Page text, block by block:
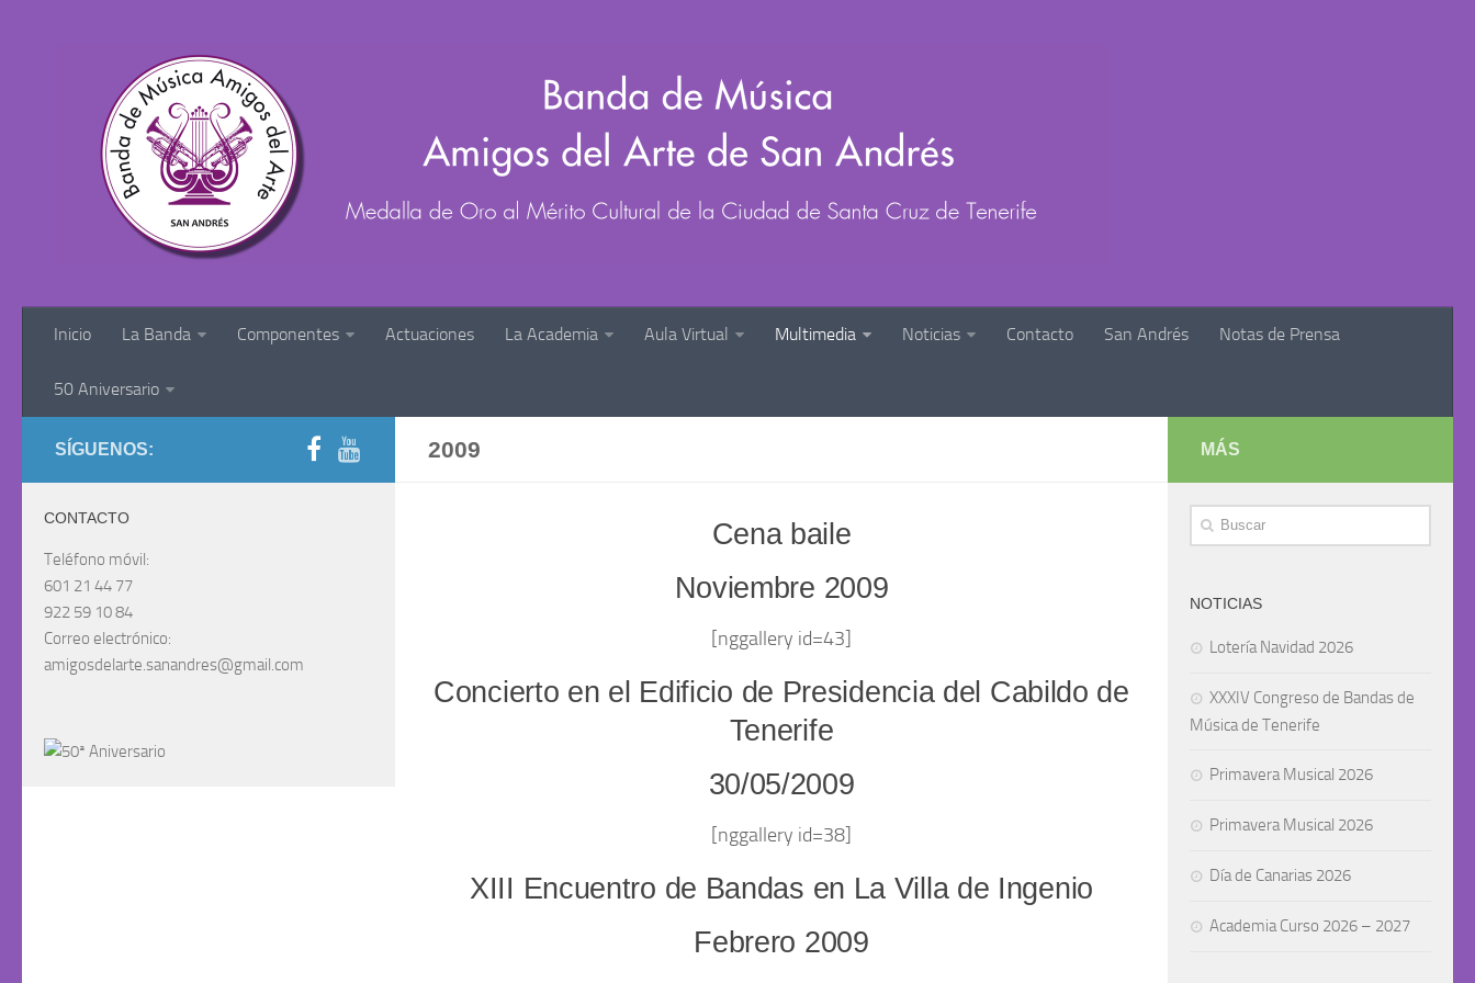
Inicio La Banda Componentes Actuaciones La Academia Aula Virtual Multimedia Noticias Contacto San Andrés Notas de Prensa
50 Aniversario
2009
Cena baile
Noviembre 2009
[nggallery id=43]
Concierto en el Edificio de Presidencia del Cabildo de
Tenerife
30/05/2009
[nggallery id=38]
XIII Encuentro de Bandas en La Villa de Ingenio
Febrero 2009
SÍGUENOS:
CONTACTO
Teléfono móvil:
601 21 44 77
922 59 10 84
Correo electrónico:
amigosdelarte.sanandres@gmail.com
MÁS
NOTICIAS
Lotería Navidad 2026
XXXIV Congreso de Bandas de
Música de Tenerife
Primavera Musical 2026
Primavera Musical 2026
Día de Canarias 2026
Academia Curso 2026 – 2027